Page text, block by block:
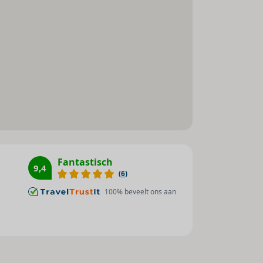
9,4 Fantastisch
(6)
100% beveelt ons aan